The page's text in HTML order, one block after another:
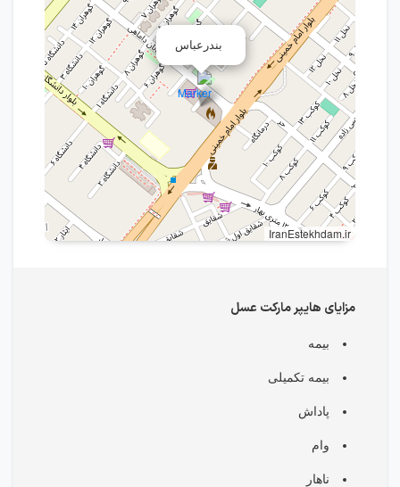
بندرعباس
IranEstekhdam.ir
مزایای هایپر مارکت عسل
بیمه
بیمه تکمیلی
پاداش
وام
ناهار